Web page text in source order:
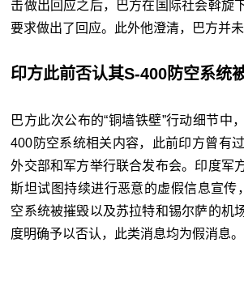
击做出回应之后，巴方在国际社会斡旋
要求做出了回应。此外他澄清，巴方并
印方此前否认其S-400防空系统
巴方此次公布的“铜墙铁壁”行动细节中
400防空系统相关内容，此前印方曾有
外交部和军方举行联合发布会。印度军
斯坦试图持续进行恶意的虚假信息宣传
空系统被摧毁以及苏拉特和锡尔萨的机
度明确予以否认，此类消息均为假消息。